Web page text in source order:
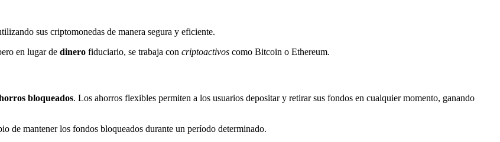
sus criptomonedas de manera segura y eficiente.
en lugar de dinero fiduciario, se trabaja con criptoactivos como Bitcoin o Ethereum.
bloqueados. Los ahorros flexibles permiten a los usuarios depositar y retirar sus fondos en cualquier momento, ganando
de mantener los fondos bloqueados durante un período determinado.